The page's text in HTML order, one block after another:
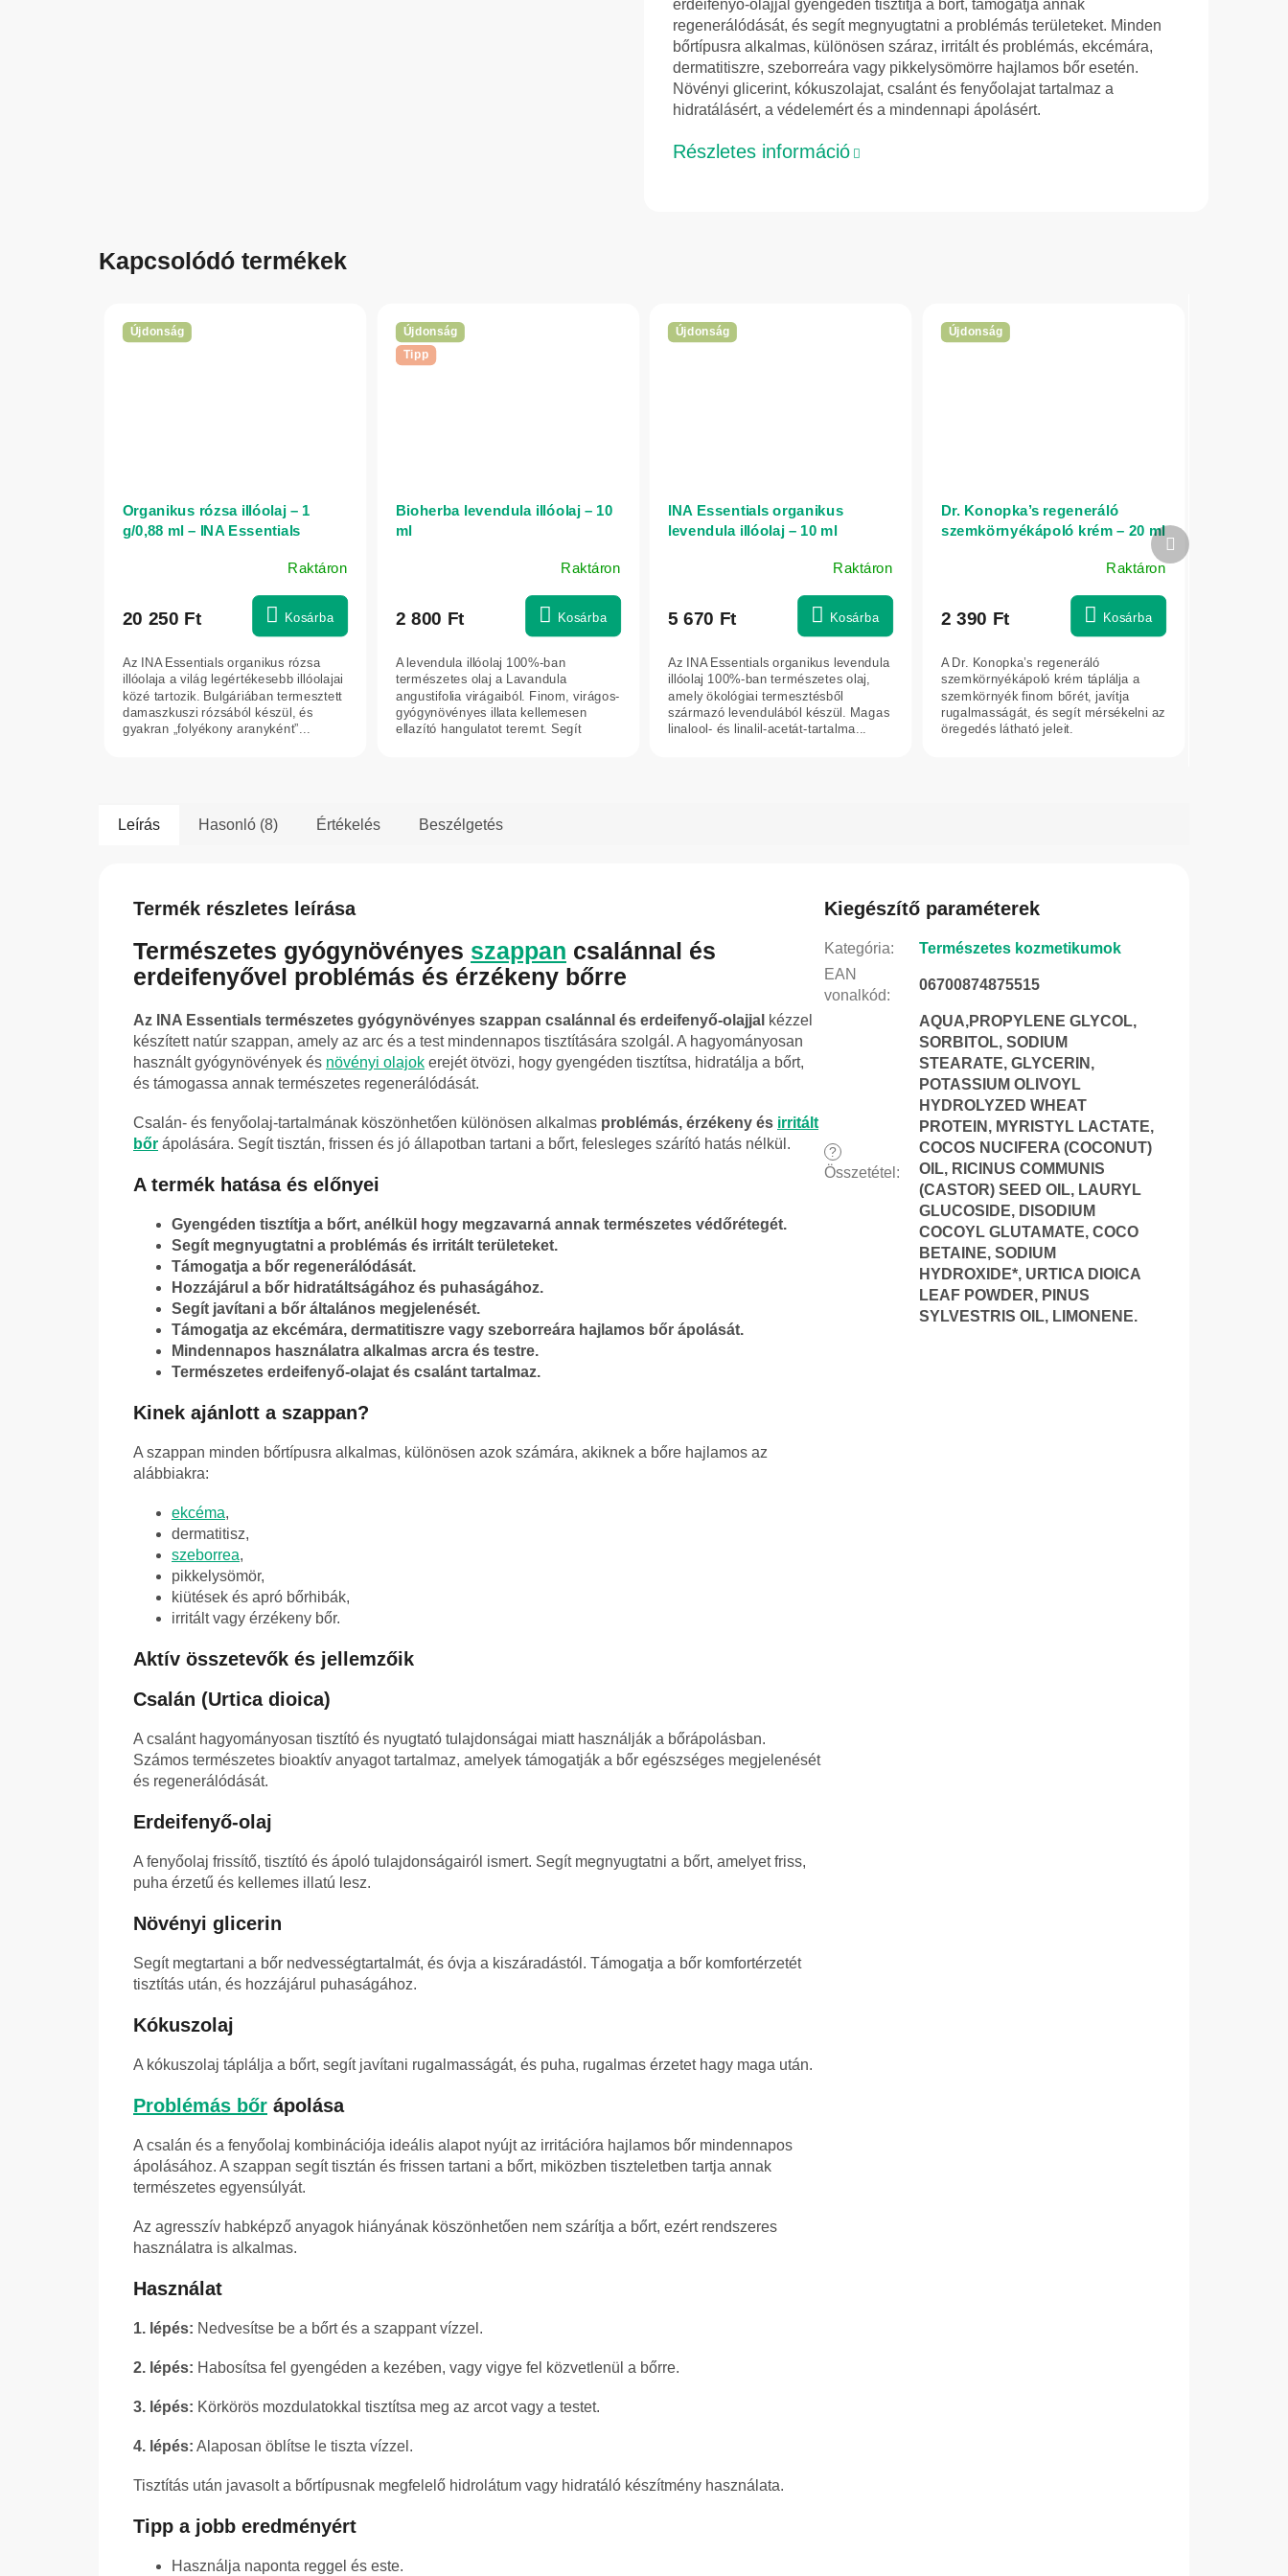
erdeifenyő-olajjal gyengéden tisztítja a bőrt, támogatja annak
regenerálódását, és segít megnyugtatni a problémás területeket. Minden
bőrtípusra alkalmas, különösen száraz, irritált és problémás, ekcémára,
dermatitiszre, szeborreára vagy pikkelysömörre hajlamos bőr esetén.
Növényi glicerint, kókuszolajat, csalánt és fenyőolajat tartalmaz a
hidratálásért, a védelemért és a mindennapi ápolásért.
Részletes információ
Kapcsolódó termékek
Újdonság
Organikus rózsa illóolaj – 1
g/0,88 ml – INA Essentials
Raktáron
20 250 Ft Kosárba
Az INA Essentials organikus rózsa
illóolaja a világ legértékesebb illóolajai
közé tartozik. Bulgáriában termesztett
damaszkuszi rózsából készül, és
gyakran „folyékony aranyként”...
Újdonság
Tipp
Bioherba levendula illóolaj – 10
ml
Raktáron
2 800 Ft Kosárba
A levendula illóolaj 100%-ban
természetes olaj a Lavandula
angustifolia virágaiból. Finom, virágos-
gyógynövényes illata kellemesen
ellazító hangulatot teremt. Segít
Újdonság
INA Essentials organikus
levendula illóolaj – 10 ml
Raktáron
5 670 Ft Kosárba
Az INA Essentials organikus levendula
illóolaj 100%-ban természetes olaj,
amely ökológiai termesztésből
származó levendulából készül. Magas
linalool- és linalil-acetát-tartalma...
Újdonság
Dr. Konopka’s regeneráló
szemkörnyékápoló krém – 20 ml
Raktáron
2 390 Ft Kosárba
A Dr. Konopka’s regeneráló
szemkörnyékápoló krém táplálja a
szemkörnyék finom bőrét, javítja
rugalmasságát, és segít mérsékelni az
öregedés látható jeleit.
Következő
termék
Leírás Hasonló (8) Értékelés Beszélgetés
Termék részletes leírása
Természetes gyógynövényes szappan csalánnal és
erdeifenyővel problémás és érzékeny bőrre
Az INA Essentials természetes gyógynövényes szappan csalánnal és erdeifenyő-olajjal kézzel
készített natúr szappan, amely az arc és a test mindennapos tisztítására szolgál. A hagyományosan
használt gyógynövények és növényi olajok erejét ötvözi, hogy gyengéden tisztítsa, hidratálja a bőrt,
és támogassa annak természetes regenerálódását.
Csalán- és fenyőolaj-tartalmának köszönhetően különösen alkalmas problémás, érzékeny és irritált
bőr ápolására. Segít tisztán, frissen és jó állapotban tartani a bőrt, felesleges szárító hatás nélkül.
A termék hatása és előnyei
Gyengéden tisztítja a bőrt, anélkül hogy megzavarná annak természetes védőrétegét.
Segít megnyugtatni a problémás és irritált területeket.
Támogatja a bőr regenerálódását.
Hozzájárul a bőr hidratáltságához és puhaságához.
Segít javítani a bőr általános megjelenését.
Támogatja az ekcémára, dermatitiszre vagy szeborreára hajlamos bőr ápolását.
Mindennapos használatra alkalmas arcra és testre.
Természetes erdeifenyő-olajat és csalánt tartalmaz.
Kinek ajánlott a szappan?
A szappan minden bőrtípusra alkalmas, különösen azok számára, akiknek a bőre hajlamos az
alábbiakra:
ekcéma,
dermatitisz,
szeborrea,
pikkelysömör,
kiütések és apró bőrhibák,
irritált vagy érzékeny bőr.
Aktív összetevők és jellemzőik
Csalán (Urtica dioica)
A csalánt hagyományosan tisztító és nyugtató tulajdonságai miatt használják a bőrápolásban.
Számos természetes bioaktív anyagot tartalmaz, amelyek támogatják a bőr egészséges megjelenését
és regenerálódását.
Erdeifenyő-olaj
A fenyőolaj frissítő, tisztító és ápoló tulajdonságairól ismert. Segít megnyugtatni a bőrt, amelyet friss,
puha érzetű és kellemes illatú lesz.
Növényi glicerin
Segít megtartani a bőr nedvességtartalmát, és óvja a kiszáradástól. Támogatja a bőr komfortérzetét
tisztítás után, és hozzájárul puhaságához.
Kókuszolaj
A kókuszolaj táplálja a bőrt, segít javítani rugalmasságát, és puha, rugalmas érzetet hagy maga után.
Problémás bőr ápolása
A csalán és a fenyőolaj kombinációja ideális alapot nyújt az irritációra hajlamos bőr mindennapos
ápolásához. A szappan segít tisztán és frissen tartani a bőrt, miközben tiszteletben tartja annak
természetes egyensúlyát.
Az agresszív habképző anyagok hiányának köszönhetően nem szárítja a bőrt, ezért rendszeres
használatra is alkalmas.
Használat
1. lépés: Nedvesítse be a bőrt és a szappant vízzel.
2. lépés: Habosítsa fel gyengéden a kezében, vagy vigye fel közvetlenül a bőrre.
3. lépés: Körkörös mozdulatokkal tisztítsa meg az arcot vagy a testet.
4. lépés: Alaposan öblítse le tiszta vízzel.
Tisztítás után javasolt a bőrtípusnak megfelelő hidrolátum vagy hidratáló készítmény használata.
Tipp a jobb eredményért
Használja naponta reggel és este.
Kiegészítő paraméterek
Kategória:
Természetes kozmetikumok
EAN
vonalkód:
06700874875515
?
Összetétel :
AQUA,PROPYLENE GLYCOL,
SORBITOL, SODIUM
STEARATE, GLYCERIN,
POTASSIUM OLIVOYL
HYDROLYZED WHEAT
PROTEIN, MYRISTYL LACTATE,
COCOS NUCIFERA (COCONUT)
OIL, RICINUS COMMUNIS
(CASTOR) SEED OIL, LAURYL
GLUCOSIDE, DISODIUM
COCOYL GLUTAMATE, COCO
BETAINE, SODIUM
HYDROXIDE*, URTICA DIOICA
LEAF POWDER, PINUS
SYLVESTRIS OIL, LIMONENE.